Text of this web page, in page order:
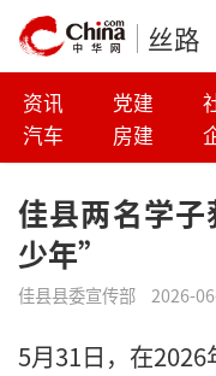
丝路
资讯 党建
汽车
房建
佳县两名学
少年”
佳县县委宣传部 2026-
5月31日，在